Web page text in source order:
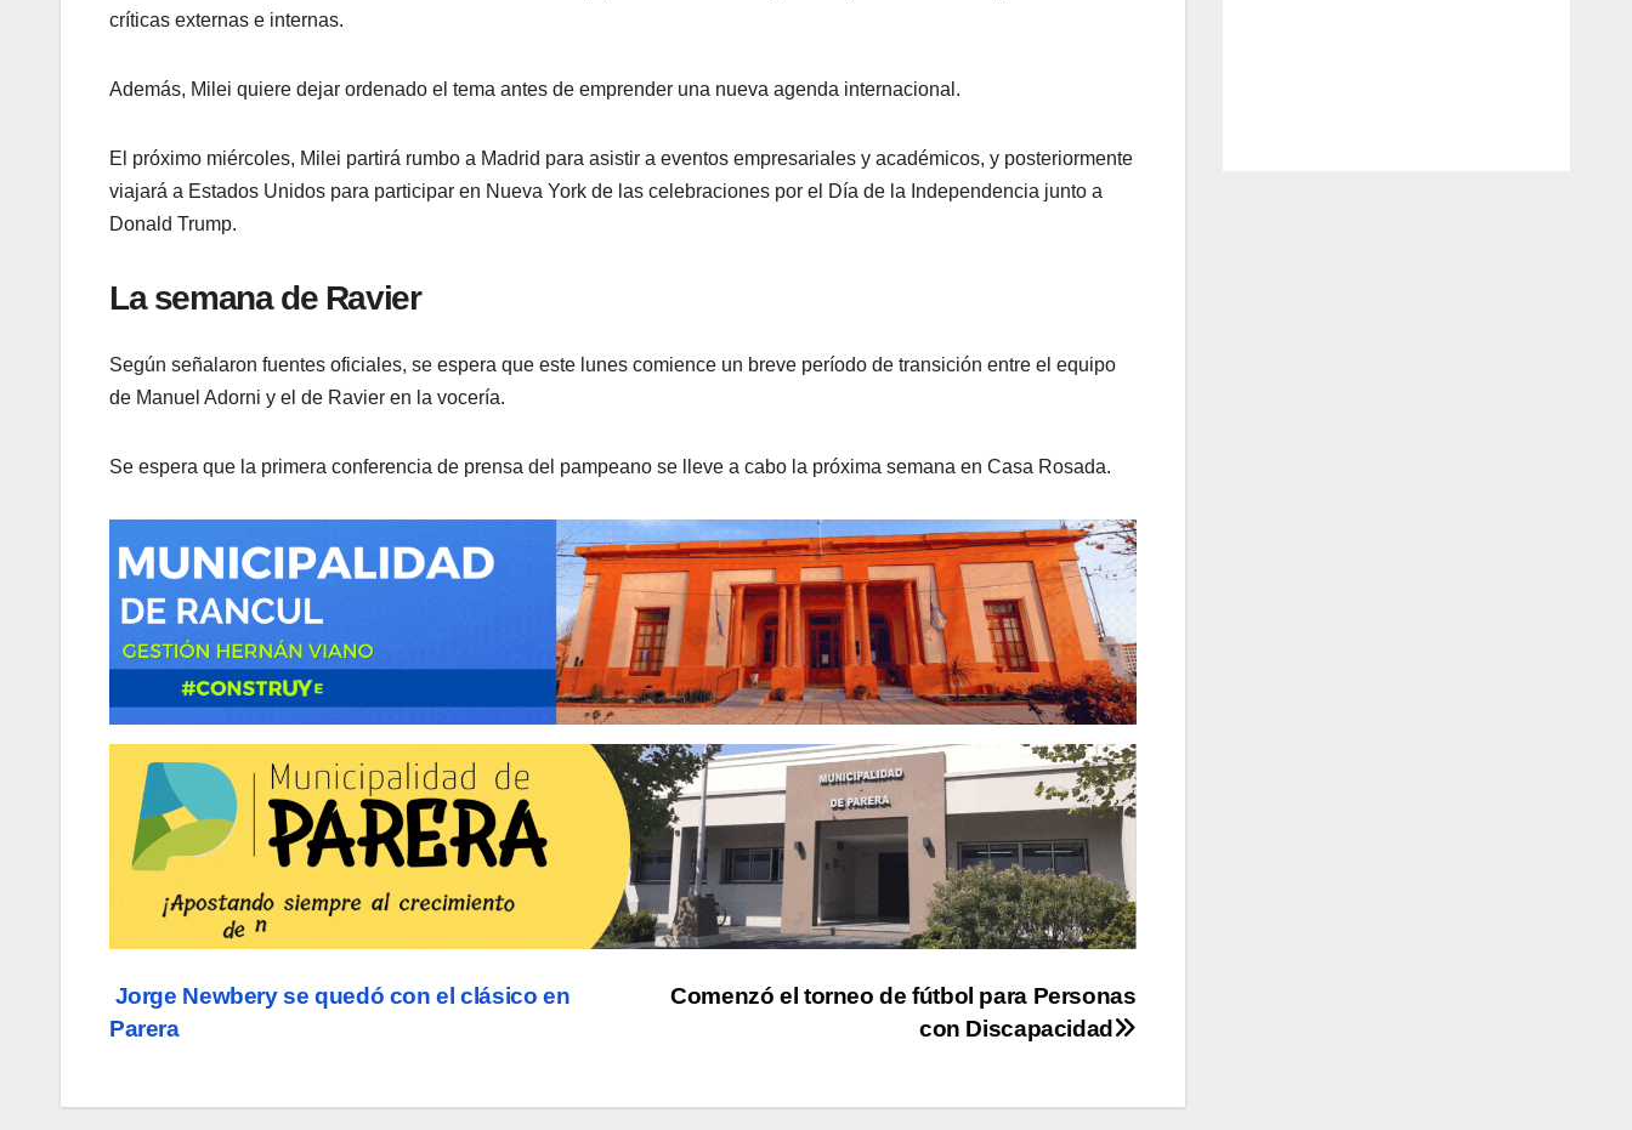
críticas externas e internas.
Además, Milei quiere dejar ordenado el tema antes de emprender una nueva agenda internacional.
El próximo miércoles, Milei partirá rumbo a Madrid para asistir a eventos empresariales y académicos, y posteriormente
viajará a Estados Unidos para participar en Nueva York de las celebraciones por el Día de la Independencia junto a
Donald Trump.
La semana de Ravier
Según señalaron fuentes oficiales, se espera que este lunes comience un breve período de transición entre el equipo
de Manuel Adorni y el de Ravier en la vocería.
Se espera que la primera conferencia de prensa del pampeano se lleve a cabo la próxima semana en Casa Rosada.
Navegación
entradas
Comenzó el torneo de fútbol para Personas
con Discapacidad
Jorge Newbery se quedó con el clásico en
Parera